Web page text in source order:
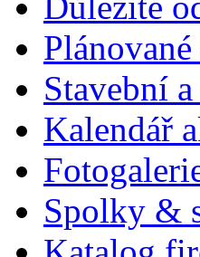
Stavební
Kalendář
Spolky &